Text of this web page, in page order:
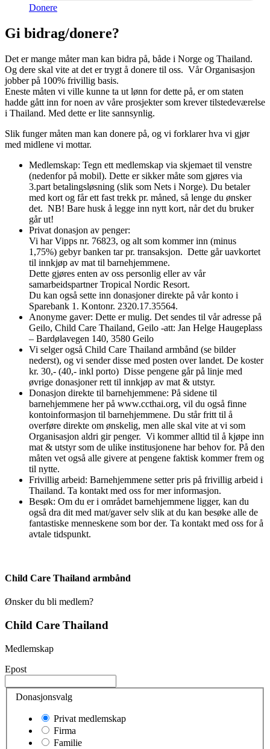
Donere
Gi bidrag/donere?
Det er mange måter man kan bidra på, både i Norge og Thailand.
Og dere skal vite at det er trygt å donere til oss. Vår Organisasjon
jobber på 100% frivillig basis.
Eneste måten vi ville kunne ta ut lønn for dette på, er om staten
hadde gått inn for noen av våre prosjekter som krever tilstedeværelse
i Thailand. Med dette er lite sannsynlig.
Slik funger måten man kan donere på, og vi forklarer hva vi gjør
med midlene vi mottar.
Medlemskap: Tegn ett medlemskap via skjemaet til venstre
(nedenfor på mobil). Dette er sikker måte som gjøres via
3.part betalingsløsning (slik som Nets i Norge). Du betaler
med kort og får ett fast trekk pr. måned, så lenge du ønsker
det. NB! Bare husk å legge inn nytt kort, når det du bruker
går ut!
Privat donasjon av penger:
Vi har Vipps nr. 76823, og alt som kommer inn (minus
1,75%) gebyr banken tar pr. transaksjon. Dette går uavkortet
til innkjøp av mat til barnehjemmene.
Dette gjøres enten av oss personlig eller av vår
samarbeidspartner Tropical Nordic Resort.
Du kan også sette inn donasjoner direkte på vår konto i
Sparebank 1. Kontonr. 2320.17.35564.
Anonyme gaver: Dette er mulig. Det sendes til vår adresse på
Geilo, Child Care Thailand, Geilo -att: Jan Helge Haugeplass
– Bardølavegen 140, 3580 Geilo
Vi selger også Child Care Thailand armbånd (se bilder
nederst), og vi sender disse med posten over landet. De koster
kr. 30,- (40,- inkl porto) Disse pengene går på linje med
øvrige donasjoner rett til innkjøp av mat & utstyr.
Donasjon direkte til barnehjemmene: På sidene til
barnehjemmene her på www.ccthai.org, vil du også finne
kontoinformasjon til barnehjemmene. Du står fritt til å
overføre direkte om ønskelig, men alle skal vite at vi som
Organisasjon aldri gir penger. Vi kommer alltid til å kjøpe inn
mat & utstyr som de ulike institusjonene har behov for. På den
måten vet også alle givere at pengene faktisk kommer frem og
til nytte.
Frivillig arbeid: Barnehjemmene setter pris på frivillig arbeid i
Thailand. Ta kontakt med oss for mer informasjon.
Besøk: Om du er i området barnehjemmene ligger, kan du
også dra dit med mat/gaver selv slik at du kan besøke alle de
fantastiske menneskene som bor der. Ta kontakt med oss for å
avtale tidspunkt.
Child Care Thailand armbånd
Ønsker du bli medlem?
Child Care Thailand
Medlemskap
Epost
Donasjonsvalg
Privat medlemskap
Firma
Familie